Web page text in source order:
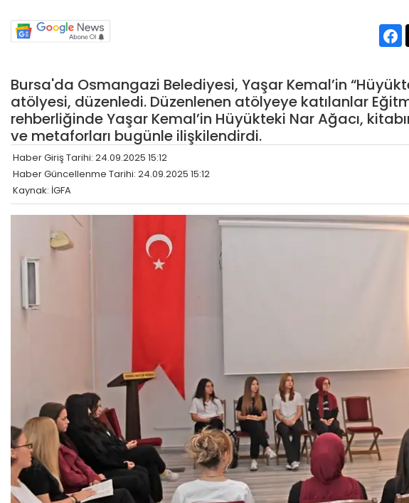
Bursa'da Osmangazi Belediyesi, Yaşar Kemal’in
atölyesi, düzenledi. Düzenlenen atölyeye katılanlar
rehberliğinde Yaşar Kemal’in Hüyükteki Nar Ağacı,
ve metaforları bugünle ilişkilendirdi.
Haber Giriş Tarihi: 24.09.2025 15:12
Haber Güncellenme Tarihi: 24.09.2025 15:12
Kaynak: İGFA